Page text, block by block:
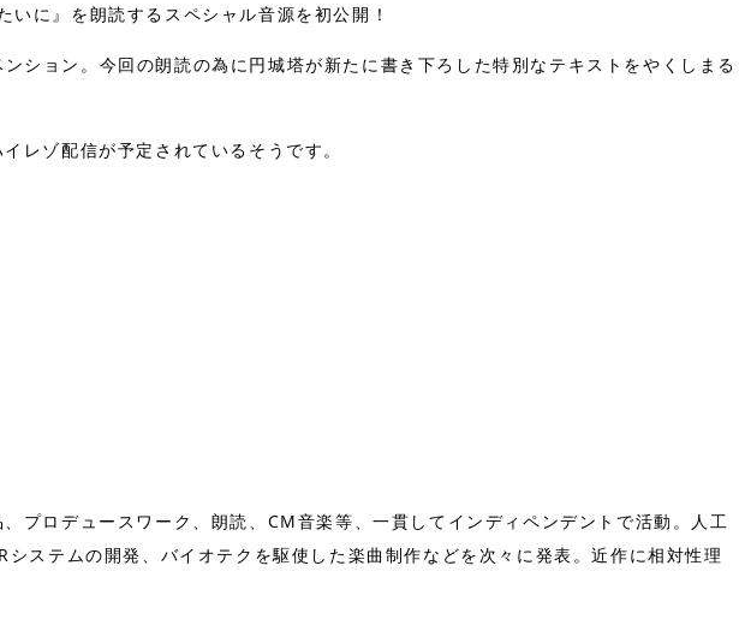
に』を朗読するスペシャル音源を初公開！
ョン。今回の朗読の為に円城塔が新たに書き下ろした特別なテキストをやくしまる
レゾ配信が予定されているそうです。
プロデュースワーク、朗読、CM音楽等、一貫してインディペンデントで活動。人工
ステムの開発、バイオテクを駆使した楽曲制作などを次々に発表。近作に相対性理